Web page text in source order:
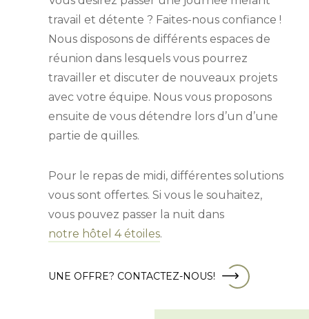
travail et détente ? Faites-nous confiance !
Nous disposons de différents espaces de
réunion dans lesquels vous pourrez
travailler et discuter de nouveaux projets
avec votre équipe. Nous vous proposons
ensuite de vous détendre lors d’un d’une
partie de quilles.
Pour le repas de midi, différentes solutions
vous sont offertes. Si vous le souhaitez,
vous pouvez passer la nuit dans
notre hôtel 4 étoiles.
UNE OFFRE? CONTACTEZ-NOUS!